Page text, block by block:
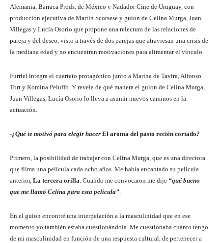
Alemania, Barraca Prods. de México y Nadador Cine de Uruguay, con
producción ejecutiva de Martin Scorsese y guion de Celina Murga, Juan
Villegas y Lucía Osorio que propone una relectura de las relaciones de
pareja y del deseo, visto a través de dos parejas que atraviesan una crisis de
la mediana edad y no encuentran motivaciones para alimentar el vínculo.
Furriel integra el cuarteto protagónico junto a Marina de Tavira, Alfonso
Tort y Romina Peluffo. Y revela de qué manera el guion de Celina Murga,
Juan Villegas, Lucía Osorio lo lleva a asumir nuevos caminos en la
actuación.
-¿Qué te motivó para elegir hacer El aroma del pasto recién cortado?
Primero, la posibilidad de trabajar con Celina Murga, que es una directora
que filma una película cada ocho años. Me había encantado su película
anterior, La tercera orilla. Cuando me convocaron me dije “qué bueno
que me llamó Celina para esta película”.
En el guion encontré una interpelación a la masculinidad que en ese
momento yo también estaba cuestionándola. Me cuestionaba cuánto tengo
de mi masculinidad en función de una respuesta cultural, de pertenecer a